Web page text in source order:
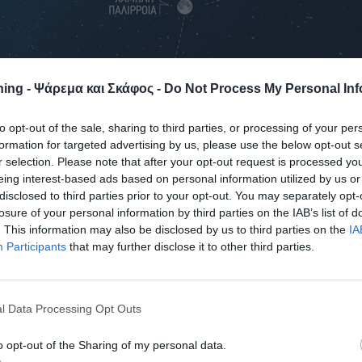
- Ψάρεμα και Σκάφος - Do Not Process My Personal
opt-out of the sale, sharing to third parties, or processing of your
for targeted advertising by us, please use the below opt-out
selection. Please note that after your opt-out request is processed
interest-based ads based on personal information utilized by us
to third parties prior to your opt-out. You may separately
of your personal information by third parties on the IAB’s list of
This information may also be disclosed by us to third parties on the
Participants that may further disclose it to other third parties.
Data Processing Opt Outs
opt-out of the Sharing of my personal data.
αλιευµάτων, ο Knight προσπάθησε να συνδυάσει διάφορα
η Σελήνη και οι παλίρροιες έδειξαν εξαρχής ότι είναι οι
συµπεριφορά των ψαριών. Αν όµως λάβουµε υπόψη ότι
βαρυτική έλξη της Σελήνης (παίζει ρόλο και η περιστροφή
γίνονται δύο!
τη Γη κάθε 25 ώρες περίπου, δείχνοντάς µας πάντα τη µία
«σκοτεινή», δεν την βλέπουµε ποτέ! (dark side of the
δικά µας µάτια, και έτσι εµείς παρατηρούµε τις φάσεις
σελήνη, µέχρι την πανσέληνο, και πάλι µέχρι να έρθει το